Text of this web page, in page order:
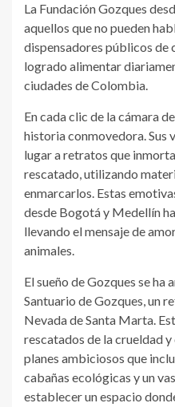
La Fundación Gozques
aquellos que no pueden
dispensadores públicos de
logrado alimentar
ciudades de Colombia.
En cada clic de la cámara
historia conmovedora. Sus
lugar a retratos que
rescatado, utilizando
enmarcarlos. Estas
desde Bogotá y Medellín
llevando el mensaje de
animales.
El sueño de Gozques se
Santuario de Gozques, un
Nevada de Santa Marta.
rescatados de la crueldad
planes ambiciosos que
cabañas ecológicas y un
establecer un espacio